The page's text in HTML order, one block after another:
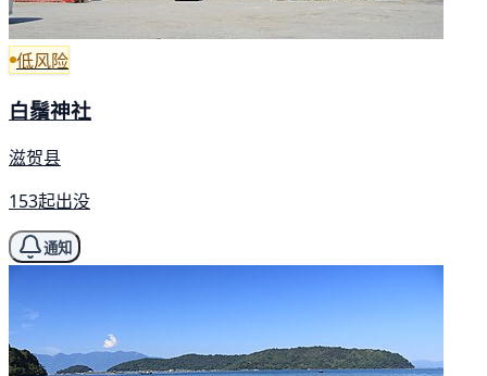
低风险
白鬚神社
滋贺县
153起出没
通知